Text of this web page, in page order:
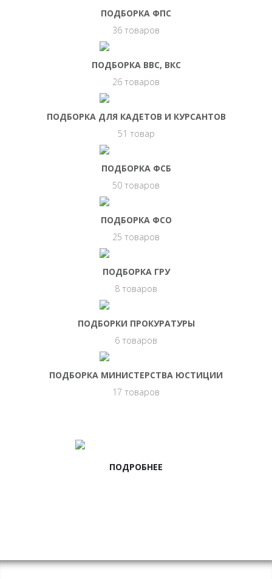
ПОДБОРКА ФПС
36 товаров
ПОДБОРКА ВВС, ВКС
26 товаров
ПОДБОРКА ДЛЯ КАДЕТОВ И КУРСАНТОВ
51 товар
ПОДБОРКА ФСБ
50 товаров
ПОДБОРКА ФСО
25 товаров
ПОДБОРКА ГРУ
8 товаров
ПОДБОРКИ ПРОКУРАТУРЫ
6 товаров
ПОДБОРКА МИНИСТЕРСТВА ЮСТИЦИИ
17 товаров
ПОДРОБНЕЕ